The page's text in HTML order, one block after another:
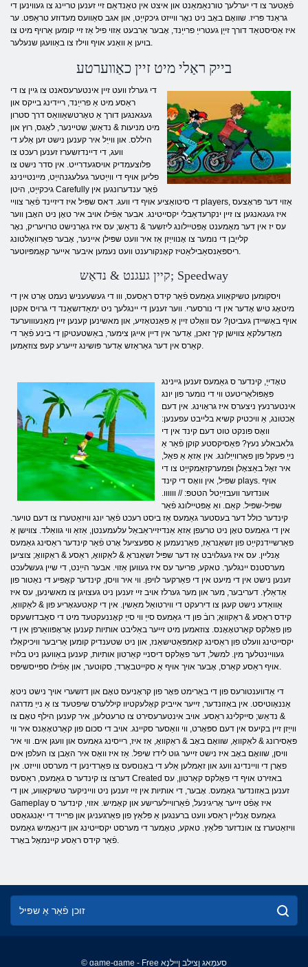
פֿאָטער צו די יערלעך טורנאַמאַנט און איצט אין טאַנדאַם זיי זענען טריינג צו געווינען די
גראַנד פּריז. שוואָם באָב ניט נאָר ווייזט גיכקייַט, און אגב סאַוועס מעדוזע טראַפּט. ער
איז אַסיסטאַד דורך זייַן געטרייַ פרייַנד, אָבער אַרבעט אַזוי פיל אַז זיי קומען אַרויף מיט צו
בויען אַ וואַנע אויף ווילז צו באַוועגן שנעלער.
בייק ראַלי מיט זיין כאַווערטע
די גערלז וועט זיין אינטערעסאנט צו גיין צו די
ראַסע מיט אַ פרייַנד, ריידינג בייקס און
געגאנגען דורך אַ טאָרטשאַוואַס דרך סטרון
מיט מניעות & נדאַש; שטיינער, לאָגס, רוץ און
היללס. און ווייַל איר קענען נישט זען אַלע די
וועג, די דיינדזשערז זענען רעכט צו
פּלוצעמדיק אויסגעדרייט. אין סדר נישט צו
פליען אויף די ווייַטער געלעגנהייַט, מיינטיינינג
גיכקייַט, היטן Carefully פֿאַר ענדערונגען אין
די סיטואַציע אויף די וועג. דאס שפּיל איז דיזיינד פֿאַר צוויי players, אַזוי דער פּראָצעס
איז געגאנגען צו זיין ינקרעדאַבלי יקסייטינג. אבער אַפֿילו אויב איר טאָן ניט האָבן ווער
עס יז אין דער מאָמענט אָפּטיילונג ליזשער & נדאַש; עס איז גאָרנישט טרויעריק, נאָר
קלייַבן די נומער צו אָנווייַזן אַז איר וועט שפּילן איינער, אָבער פאַרוואַלטונג
ריספּאַנסאַבילאַטיז קאָנקורענט וועט נעמען איבער אייער קאָמפּיוטער.
קיין געגנט & נדאַש; Speedway
ויסקומען טשיקאַווע גאַמעס פֿאַר קידס ראַסעס, ווו די געשעעניש נעמט אָרט אין די
מיטאָג טיש אָדער אין די נורסערי. ווער זענען די יינגלעך ניט ימאַדזשאַנד די גרויס אקטן
אויף באַשיידן געביטן? עס וואָלט זיין אַ פאַנטאַזיע, און מאשינען קענען זיין מאַנעוווערעד
מאָדעלקאַ צווישן קיך זאכן, אָדער אין דיין אייגן צימער, באַשטעטיקן די בינע פֿאַר די
קאַרס אין דער גאַראַזש אָדער פּושינג זייערע קעפּ צוזאַמען.
טאָדייַ, קינדער ס גאַמעס זענען גיינינג
פּאָפּולאַריטעט ווי די נומער פון יונג
אינטערנעץ ניצערס איז גראָוינג. אין דעם
אַכטונג, אַ וויכטיק קשיא בלייבט עפענען:
וואָס פּונקט טוט דעם קינד אין די
גלאבאלע נעץ? פּאַסיקסטע קוקן פֿאַר אַ
נייַ פּעקל פון פאַרווייַלונג. אין אַזאַ אַ פאַל,
איר זאָל באַצאָלן ופמערקזאַמקייַט צו די
שפּיל, אין וואָס די קינד plays. אויף
אונדזער וועבזייַטל הטטפּ: // וווווו.
שפּיל-שפּיל. קאַם. ואַ אָפּטיילונג פֿאַר
קינדער כּולל דער בעסטער גאַמעס אַז ביסט רעכט פֿאַר יונג וויזאַטערז צו דעם טויער.
אין די גאַמעס טאָן ניט טרעפן אַזאַ אַנדיזייראַבאַל עלעמענטן, אַזאַ ווי גוואַלד. צווישן אַ
פאַרשיידנקייַט פון זשאַנראַז, פאַרנעמען אַ ספּעציעל אָרט פֿאַר קינדער ראַסינג גאַמעס
אָנליין. עס איז געגלויבט אַז דער שפּיל זשאַנראַ & לאַקוואָ, ראַסע & ראַקוואָ; צוציען
מערסטנס יינגלעך. טאקע, פריער עס איז געווען אַזוי. אבער הייַנט, די שיין געשלעכט
זענען נישט אין די מיעט אין די פאַרקער לויפן. ווי איר וויסן, קינדער קאָפּיע די נאַטור פון
אַדאַלץ. דעריבער, מער און מער גערלז אויב זיי זענען ניט געצויגן צו מאשינען, עס איז
אַוואַדע נישט קעגן צו דירעקט די ווירטואַל מאַשין. אין די קאַטעגאָריע פון ​​& לאַקוואָ,
קידס ראַסע & ראַקוואָ; רובֿ פון די גאַמעס סייַ ווי סייַ קאָננעקטעד מיט די סאַבדזשעקס
פון פאָלקס קאַרטאָאָנס. צוזאמען מיט זייער באַליבט אותיות קענען אַראָפּוואַרפן אין די
יקסייטינג וועלט פון ראַסינג קאַמפּאַטישאַנז, און ניט שטענדיק קומען אַריבער וויכיקאַלז
געוויינטלעך מין. למשל, דער פאָלקס דיסניי קאַרטון אותיות, קענען באַוועגן ניט בלויז
אויף ראַסע קאַרס, אָבער אויך אויף אַ סקייטבאָרד, סקוטער, און אַפֿילו ספּייסשיפּס.
די אַדווענטורעס פון די באַרימט פּאָר פון קראָניעס טאָם און דזשערי אויך נישט ניטאָ
אַננאָוטיסט. אין באַזונדער, זייער אייביק קאָלעקטיוו קיללערס שיפטעד צו אַ נייַ מדרגה
& נדאַש; סייקלינג ראַסע. אויב אינטערעסירט צו טרעטלען, איר קענען הילף טאָם צו
ווייַזן זיין בקיעס אין דעם ספּאָרט, ווי וואַסער סקיינג. אויב די סכום פון קאַרטאָאָנס איר ווי
פּאַסירונג & לאַקוואָ, שוואָם באָב & ראַקוואָ, אַז איז, רייסינג גאַמעס און וועגן אים. ווי איר
וויסן, שוואָם באָב איז נישט זייער גוט לידז שיפל. אַז איז וואָס איר האָבן צו העלפן אים
פאָרן די וויינדינג וועג און זאַמלען אַלע די באָנוסעס צו פאַרדינען די מערסט ווייזט. אין
דערצו צו קינדער ס גאַמעס, ראַסעס Created באזירט אויף די פאָלקס קאַרטון, עס
זענען באַזונדער גאַמעס. אָבער, די אותיות אין זיי זענען ניט ווייניקער טשיקאַווע, און די
Gameplay איז אָפֿט זייער אָריגינעל, פֿאַרוויילערישע און קאָמיש. אזוי, קינדער ס
גאַמעס אָנליין ראַסע וועט ברענגען אַ פּלאַץ פון פאַרגעניגן און פרייד די יאַנגגאַסט
וויזאַטערז צו אונדזער פּלאַץ. טאקע, טאָמער די מערסט יקסייטינג און דינאַמיש גאַמעס
פֿאַר קידס ראַסע קיינמאָל באָרד.
© game-game - Free סעמַאג ןצילב ןיילנָא